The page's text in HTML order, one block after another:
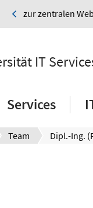
zur zentralen
IT
Services
Team